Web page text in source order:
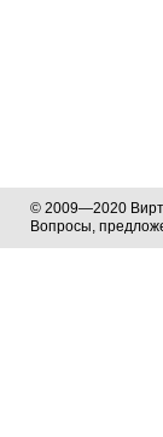
© 2009—2020
Вопросы,